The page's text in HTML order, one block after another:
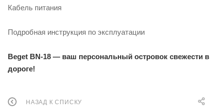
Кабель питания
Подробная инструкция по эксплуатации
Beget BN-18 — ваш персональный островок свежести в
дороге!
НАЗАД К СПИСКУ